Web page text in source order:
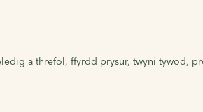
a threfol, ffyrdd prysur, twyni tywod,